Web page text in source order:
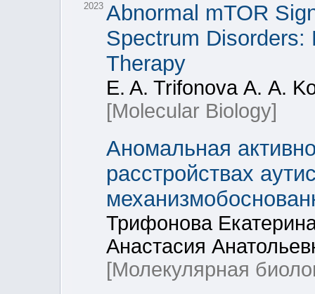
2023 Abnormal mTOR
Spectrum
Therapy
E. A. Trifonova А. А.
[Molecular Biology]
Аномальная
расстройствах
Трифонова
Анастасия
[Молекулярная